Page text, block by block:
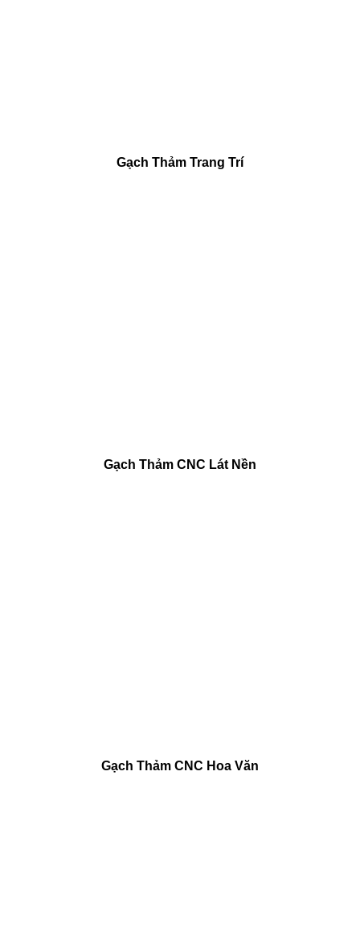
Gạch Thảm Trang Trí
Gạch Thảm CNC Lát Nền
Gạch Thảm CNC Hoa Văn